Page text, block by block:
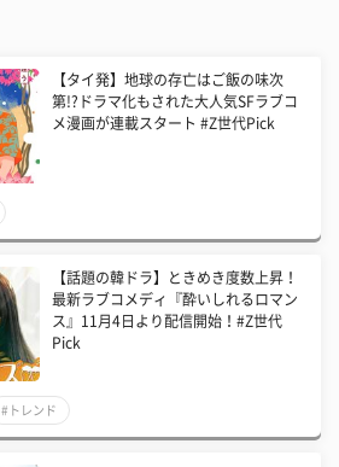
【タイ発】地球の存亡はご飯の味次
第!?ドラマ化もされた大人気SFラブコ
メ漫画が連載スタート #Z世代Pick
【話題の韓ドラ】ときめき度数上昇！
最新ラブコメディ『酔いしれるロマン
ス』11月4日より配信開始！#Z世代
Pick
#トレンド